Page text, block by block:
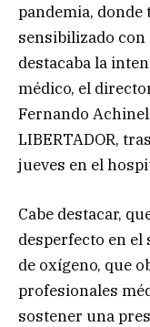
pandemia,
sensibilizado con
destacaba la
médico, el
Fernando
LIBERTADOR,
jueves en el
Cabe destacar,
desperfecto en
de oxígeno, que
profesionales
sostener una